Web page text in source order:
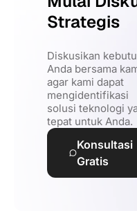
Strategis
Diskusikan
Anda bersama
agar kami dapat
mengidentifikasi
solusi teknologi
tepat untuk Anda.
Konsultasi
Gratis